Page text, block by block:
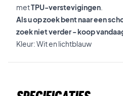
metTPU-verstevigingen
Als u op zoek bent naar een
zoek niet verder - koop
Kleur: Wit en lichtblauw